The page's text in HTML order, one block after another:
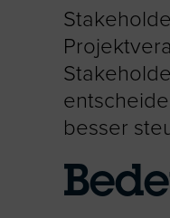
besser